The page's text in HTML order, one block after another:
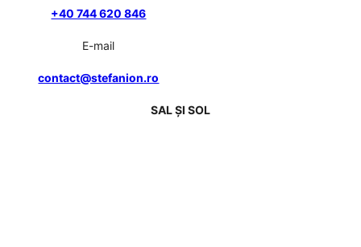
+40 744 620 846
E-mail
contact@stefanion.ro
SAL ȘI SOL